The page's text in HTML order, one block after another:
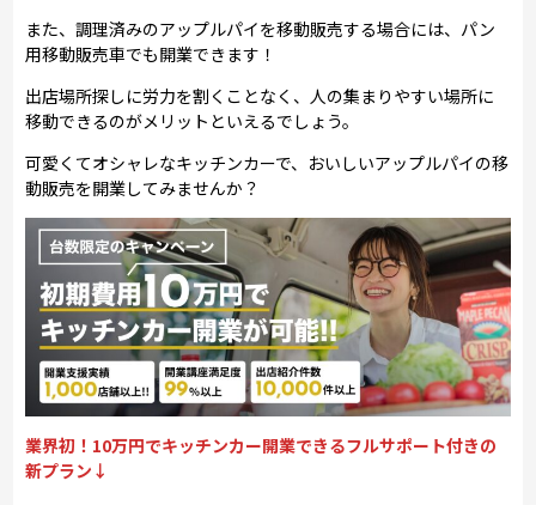
また、調理済みのアップルパイを移動販売する場合には、パン
用移動販売車でも開業できます！
出店場所探しに労力を割くことなく、人の集まりやすい場所に
移動できるのがメリットといえるでしょう。
可愛くてオシャレなキッチンカーで、おいしいアップルパイの移
動販売を開業してみませんか？
業界初！10万円でキッチンカー開業できるフルサポート付きの
新プラン↓